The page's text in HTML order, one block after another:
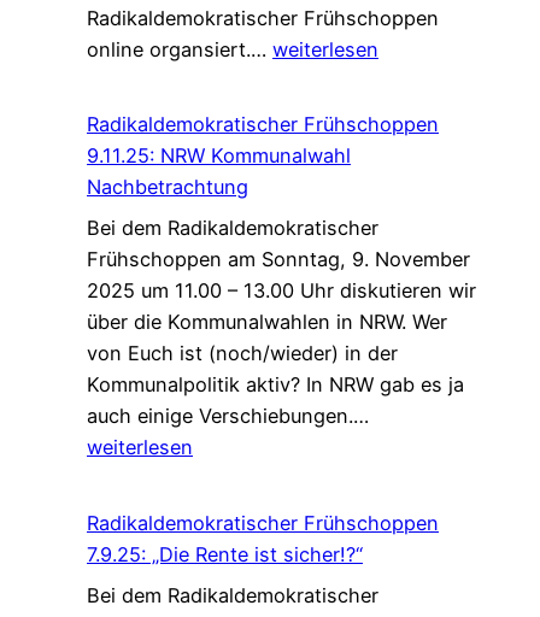
Radikaldemokratischer Frühschoppen
online organsiert.… Radikaldemokratischer
15.2.26:
Ist
Frau
noch
zu
retten?
weiterlesen
Radikaldemokratischer Frühschoppen
9.11.25: NRW Kommunalwahl
Nachbetrachtung
Bei dem Radikaldemokratischer
Frühschoppen am Sonntag, 9. November
2025 um 11.00 – 13.00 Uhr diskutieren wir
über die Kommunalwahlen in NRW. Wer
von Euch ist (noch/wieder) in der
Kommunalpolitik aktiv? In NRW gab es ja
auch einige Verschiebungen.…
Kommunalwahl
weiterlesen
Radikaldemokratischer Frühschoppen
7.9.25: „Die Rente ist sicher!?“
Bei dem Radikaldemokratischer